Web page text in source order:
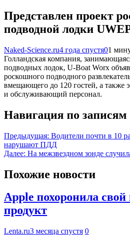
Представлен проект
подводной лодки
Naked-Science.ru4 года спустя01
Голландская компания,
подводных лодок, U-Boat Worx
роскошного подводного
вмещающего до 120 гостей, а также
и обслуживающий персонал.
Навигация по записям
Предыдущая: Водители почти в 10
нарушают ПДД
Далее: На межзвездном зонде
Похожие новости
Apple похоронила
продукт
Lenta.ru3 месяца спустя 0